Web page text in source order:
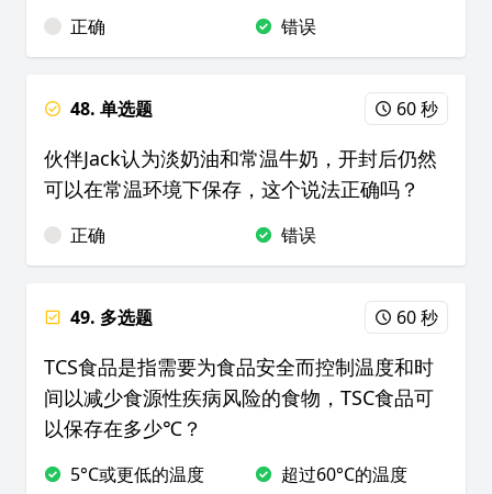
正确 错误
48. 单选题 60 秒
伙伴Jack认为淡奶油和常温牛奶，开封后仍然
可以在常温环境下保存，这个说法正确吗？
正确 错误
49. 多选题 60 秒
TCS食品是指需要为食品安全而控制温度和时
间以减少食源性疾病风险的食物，TSC食品可
以保存在多少℃？
5°C或更低的温度 超过60°C的温度